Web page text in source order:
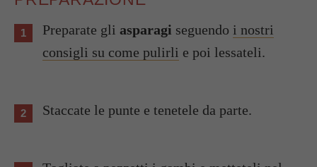
Preparate gli asparagi seguendo i nostri
consigli su come pulirli e poi lessateli.
Staccate le punte e tenetele da parte.